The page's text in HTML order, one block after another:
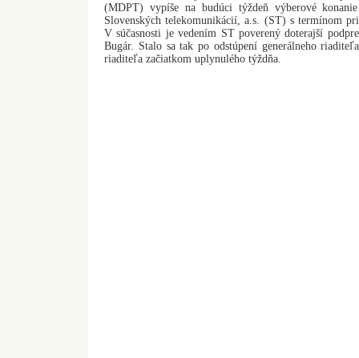
(MDPT) vypíše na budúci týždeň výberové
Slovenských telekomunikácií, a.s. (ST) s termínom
V súčasnosti je vedením ST poverený doterajší
Bugár. Stalo sa tak po odstúpení generálneho
riaditeľa začiatkom uplynulého týždňa.